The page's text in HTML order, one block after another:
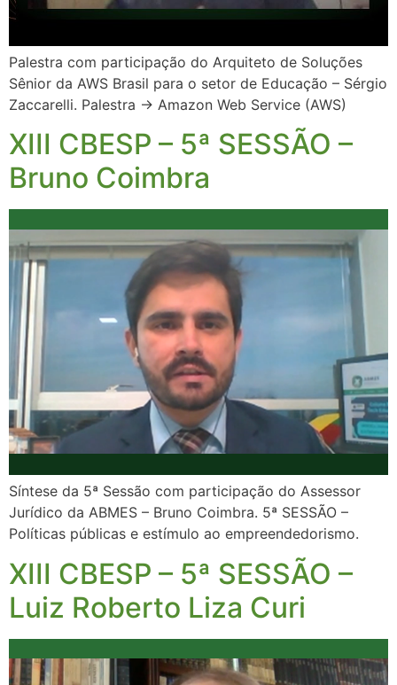
Palestra com participação do Arquiteto de Soluções
Sênior da AWS Brasil para o setor de Educação – Sérgio
Zaccarelli. Palestra → Amazon Web Service (AWS)
XIII CBESP – 5ª SESSÃO –
Bruno Coimbra
Síntese da 5ª Sessão com participação do Assessor
Jurídico da ABMES – Bruno Coimbra. 5ª SESSÃO –
Políticas públicas e estímulo ao empreendedorismo.
XIII CBESP – 5ª SESSÃO –
Luiz Roberto Liza Curi